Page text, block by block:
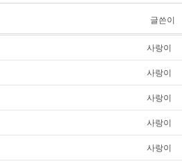
글쓴이
사랑이
사랑이
사랑이
사랑이
사랑이